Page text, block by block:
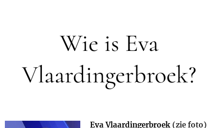
Wie is Eva
Vlaardingerbroek?
Eva Vlaardingerbroek (zie foto)